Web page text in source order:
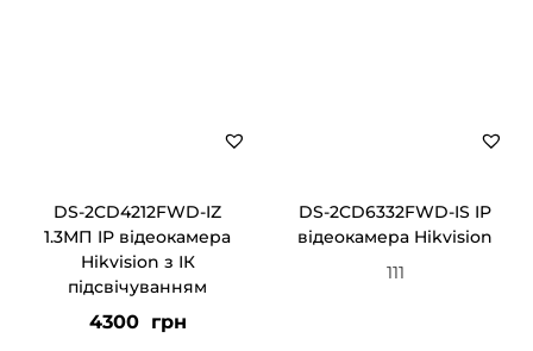
DS-2CD4212FWD-IZ
1.3МП IP відеокамера
Hikvision з ІК
підсвічуванням
4300 грн
DS-2CD6332FWD-IS IP
відеокамера Hikvision
111